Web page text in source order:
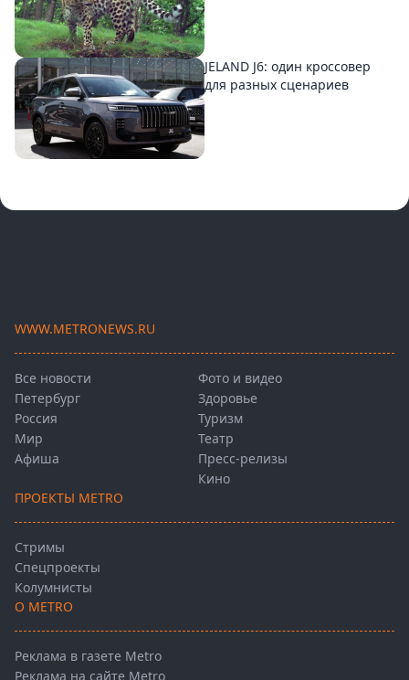
JELAND J6: один кроссовер
для разных сценариев
WWW.METRONEWS.RU
Все новости
Петербург
Россия
Мир
Афиша
Фото и видео
Здоровье
Туризм
Театр
Пресс-релизы
Кино
ПРОЕКТЫ METRO
Стримы
Спецпроекты
Колумнисты
О METRO
Реклама в газете Metro
Реклама на сайте Metro